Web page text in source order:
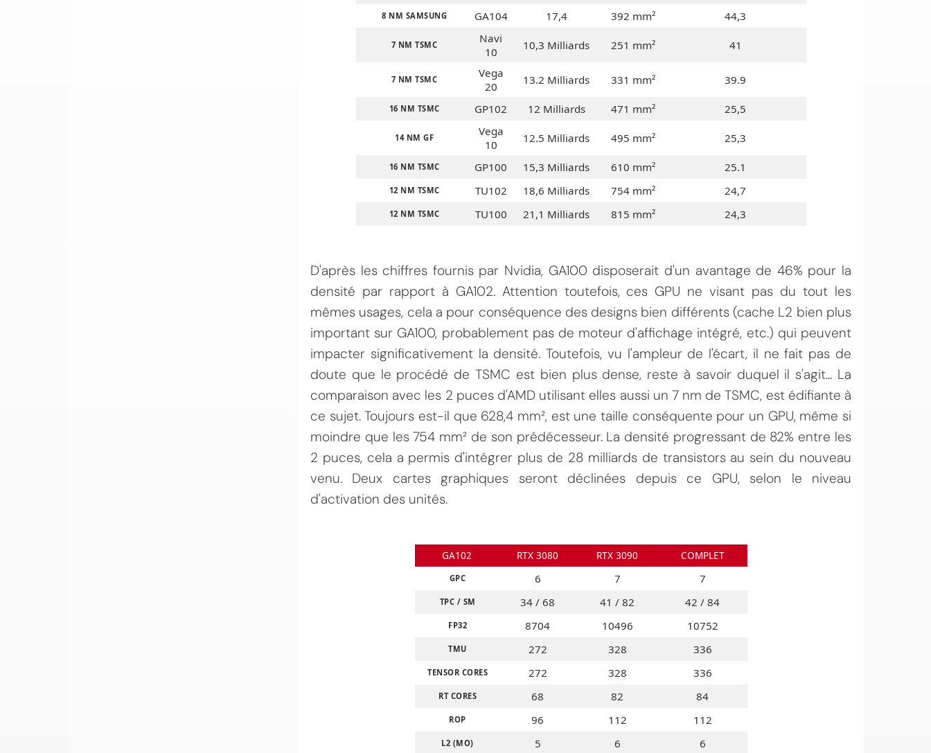
8 NM SAMSUNG GA104 17,4 392 mm² 44,3
7 NM TSMC
Navi
10
10,3 Milliards 251 mm² 41
7 NM TSMC
Vega
20
13.2 Milliards 331 mm² 39.9
16 NM TSMC GP102 12 Milliards 471 mm² 25,5
14 NM GF
Vega
10
12.5 Milliards 495 mm² 25,3
16 NM TSMC GP100 15,3 Milliards 610 mm² 25.1
12 NM TSMC TU102 18,6 Milliards 754 mm² 24,7
12 NM TSMC TU100 21,1 Milliards 815 mm² 24,3
D'après les chiffres fournis par Nvidia, GA100 disposerait d'un avantage de 46% pour la
densité par rapport à GA102. Attention toutefois, ces GPU ne visant pas du tout les
mêmes usages, cela a pour conséquence des designs bien différents (cache L2 bien plus
important sur GA100, probablement pas de moteur d'affichage intégré, etc.) qui peuvent
impacter significativement la densité. Toutefois, vu l'ampleur de l'écart, il ne fait pas de
doute que le procédé de TSMC est bien plus dense, reste à savoir duquel il s'agit... La
comparaison avec les 2 puces d'AMD utilisant elles aussi un 7 nm de TSMC, est édifiante à
ce sujet. Toujours est-il que 628,4 mm², est une taille conséquente pour un GPU, même si
moindre que les 754 mm² de son prédécesseur. La densité progressant de 82% entre les
2 puces, cela a permis d'intégrer plus de 28 milliards de transistors au sein du nouveau
venu. Deux cartes graphiques seront déclinées depuis ce GPU, selon le niveau
d'activation des unités.
GA102 RTX 3080 RTX 3090 COMPLET
GPC 6 7 7
TPC / SM 34 / 68 41 / 82 42 / 84
FP32 8704 10496 10752
TMU 272 328 336
TENSOR CORES 272 328 336
RT CORES 68 82 84
ROP 96 112 112
L2 (MO) 5 6 6